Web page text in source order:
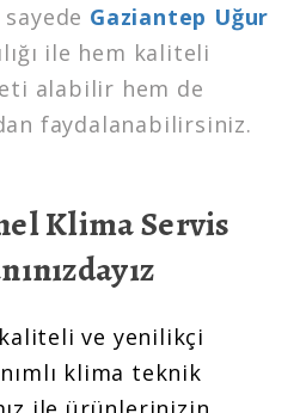
Gaziantep Uğur
ile hem kaliteli
alabilir hem de
faydalanabilirsiniz.
Klima Servis
ve yenilikçi
klima teknik